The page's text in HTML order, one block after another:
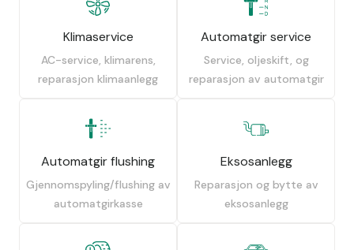
Klimaservice
AC-service, klimarens,
reparasjon klimaanlegg
Automatgir service
Service, oljeskift, og
reparasjon av automatgir
Automatgir flushing
Gjennomspyling/flushing av
automatgirkasse
Eksosanlegg
Reparasjon og bytte av
eksosanlegg